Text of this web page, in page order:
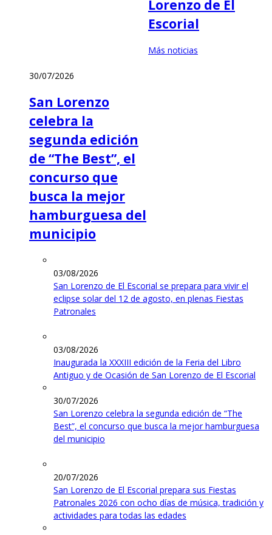
Lorenzo de El
Escorial
30/07/2026
San Lorenzo
celebra la
segunda edición
de “The Best”, el
concurso que
busca la mejor
hamburguesa del
municipio
Más noticias
03/08/2026
San Lorenzo de El Escorial se prepara para vivir el
eclipse solar del 12 de agosto, en plenas Fiestas
Patronales
03/08/2026
Inaugurada la XXXIII edición de la Feria del Libro
Antiguo y de Ocasión de San Lorenzo de El Escorial
30/07/2026
San Lorenzo celebra la segunda edición de “The
Best”, el concurso que busca la mejor hamburguesa
del municipio
20/07/2026
San Lorenzo de El Escorial prepara sus Fiestas
Patronales 2026 con ocho días de música, tradición y
actividades para todas las edades